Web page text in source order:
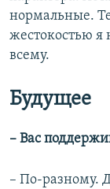
нормальные.
жестокостью я
всему.
Будущее
– Вас
– По-разному.